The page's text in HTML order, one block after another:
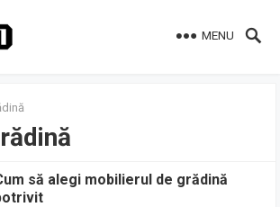
MENU
să alegi mobilierul de grădină